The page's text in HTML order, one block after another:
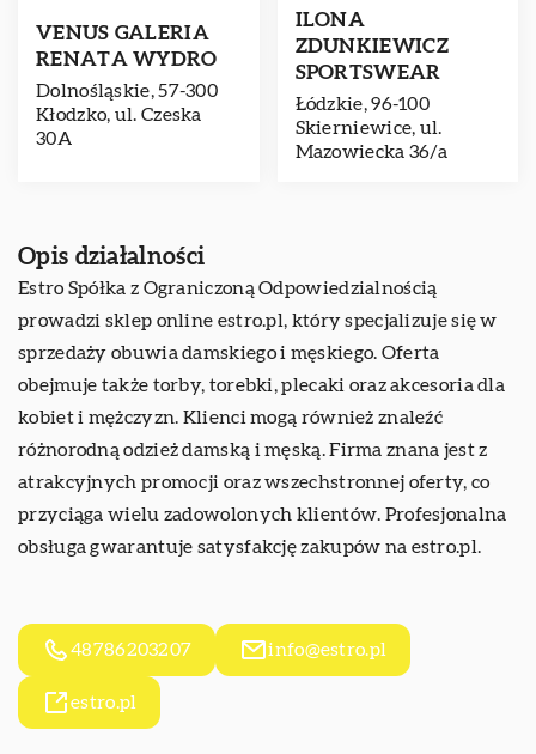
VENUS GALERIA
RENATA WYDRO
Dolnośląskie, 57-300
Kłodzko, ul. Czeska
30A
ILONA
ZDUNKIEWICZ
SPORTSWEAR
Łódzkie, 96-100
Skierniewice, ul.
Mazowiecka 36/a
Opis działalności
Estro Spółka z Ograniczoną Odpowiedzialnością
prowadzi sklep online estro.pl, który specjalizuje się w
sprzedaży obuwia damskiego i męskiego. Oferta
obejmuje także torby, torebki, plecaki oraz akcesoria dla
kobiet i mężczyzn. Klienci mogą również znaleźć
różnorodną odzież damską i męską. Firma znana jest z
atrakcyjnych promocji oraz wszechstronnej oferty, co
przyciąga wielu zadowolonych klientów. Profesjonalna
obsługa gwarantuje satysfakcję zakupów na estro.pl.
48786203207 info@estro.pl
estro.pl